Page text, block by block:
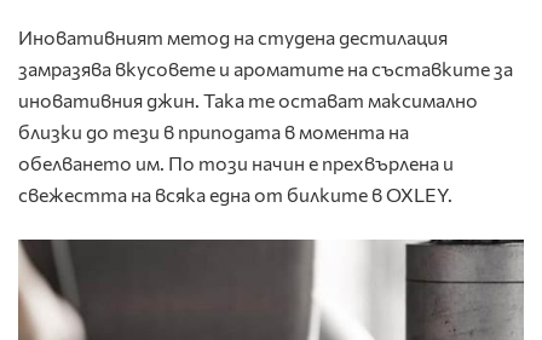
Иновативният метод на студена дестилация
замразява вкусовете и ароматите на съставките за
иновативния джин. Така те остават максимално
близки до тези в приподата в момента на
обелването им. По този начин е прехвърлена и
свежестта на всяка една от билките в OXLEY.